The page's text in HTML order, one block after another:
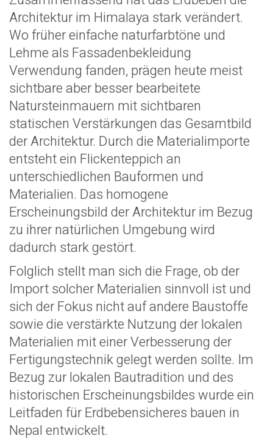
Architektur im Himalaya stark verändert.
Wo früher einfache naturfarbtöne und
Lehme als Fassadenbekleidung
Verwendung fanden, prägen heute meist
sichtbare aber besser bearbeitete
Natursteinmauern mit sichtbaren
statischen Verstärkungen das Gesamtbild
der Architektur. Durch die Materialimporte
entsteht ein Flickenteppich an
unterschiedlichen Bauformen und
Materialien. Das homogene
Erscheinungsbild der Architektur im Bezug
zu ihrer natürlichen Umgebung wird
dadurch stark gestört.
Folglich stellt man sich die Frage, ob der
Import solcher Materialien sinnvoll ist und
sich der Fokus nicht auf andere Baustoffe
sowie die verstärkte Nutzung der lokalen
Materialien mit einer Verbesserung der
Fertigungstechnik gelegt werden sollte. Im
Bezug zur lokalen Bautradition und des
historischen Erscheinungsbildes wurde ein
Leitfaden für Erdbebensicheres bauen in
Nepal entwickelt.